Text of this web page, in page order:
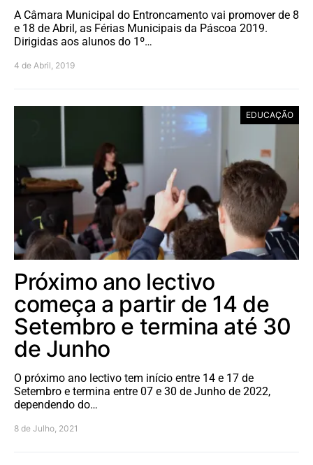
A Câmara Municipal do Entroncamento vai promover de 8
e 18 de Abril, as Férias Municipais da Páscoa 2019.
Dirigidas aos alunos do 1º…
4 de Abril, 2019
EDUCAÇÃO
Próximo ano lectivo
começa a partir de 14 de
Setembro e termina até 30
de Junho
O próximo ano lectivo tem início entre 14 e 17 de
Setembro e termina entre 07 e 30 de Junho de 2022,
dependendo do…
8 de Julho, 2021